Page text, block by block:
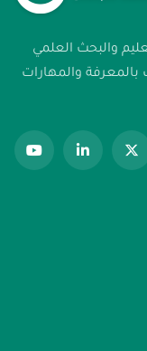
والبحث العلمي
والمهارات